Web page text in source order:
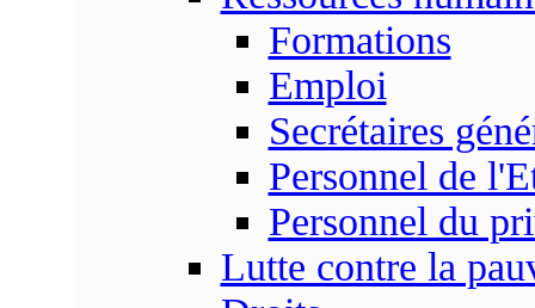
Formations
Emploi
Secrétaires
Personnel de
Personnel du
Lutte contre la